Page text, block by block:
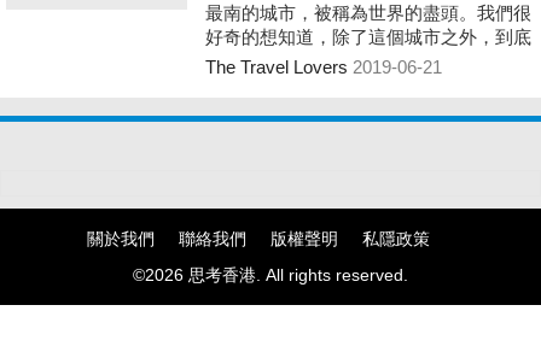
最南的城市，被稱為世界的盡頭。我們很
好奇的想知道，除了這個城市之外，到底
世界盡頭的附近還有什麼？
The Travel Lovers 2019-06-21
關於我們 聯絡我們 版權聲明
私隱政策
©2026 思考香港. All rights reserved.